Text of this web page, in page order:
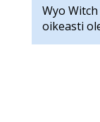
Wyo
oikeasti